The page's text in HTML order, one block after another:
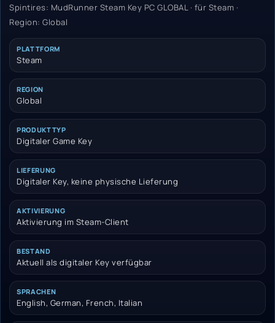
Spintires: MudRunner Steam Key PC GLOBAL · für Steam ·
Region: Global
PLATTFORM
Steam
REGION
Global
PRODUKTTYP
Digitaler Game Key
LIEFERUNG
Digitaler Key, keine physische Lieferung
AKTIVIERUNG
Aktivierung im Steam-Client
BESTAND
Aktuell als digitaler Key verfügbar
SPRACHEN
English, German, French, Italian